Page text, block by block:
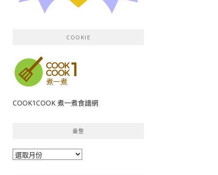
COOKIE
COOK1COOK 煮一煮食譜網
彙整
彙